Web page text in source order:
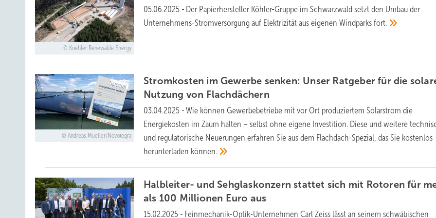
Koehler Renewable Energy
05.06.2025 - Der Papierhersteller Köhler-Gruppe im Schwarzwald setzt den Umbau der
Unternehmens-Stromversorgung auf Elektrizität aus eigenen Windparksfort.
Andreas Mueller/Novotegra
Stromkosten im Gewerbe senken: Unser Ratgeber für die
Nutzung von Flachdächern
03.04.2025 - Wie können Gewerbebetriebe mit vor Ort produziertem Solarstrom die
Energiekosten im Zaum halten – selbst ohne eigene Investition. Diese und weitere
und regulatorische Neuerungen erfahren Sie aus dem Flachdach-Spezial, das Sie kostenlos
herunterladen können.
Halbleiter- und Sehglaskonzern stattet sich mit Rotoren für
als 100 Millionen Euro aus
15.02.2025 - Feinmechanik-Optik-Unternehmen Carl Zeiss lässt an seinem schwäbischen